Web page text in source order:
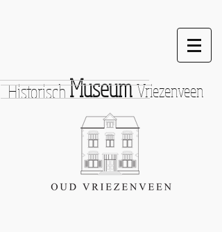
HistorischMuseumVriezenveen